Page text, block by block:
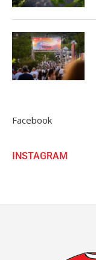
Facebook
INSTAGRAM